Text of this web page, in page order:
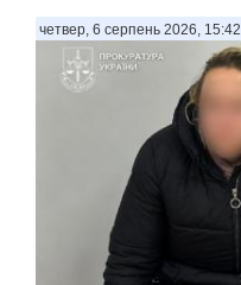
четвер, 6 серпень 2026, 15:42